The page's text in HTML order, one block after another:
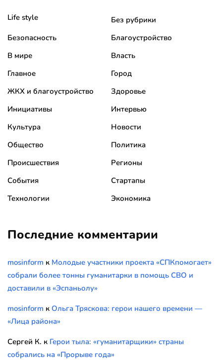
Life style
Без рубрики
Безопасность
Благоустройство
В мире
Власть
Главное
Город
ЖКХ и благоустройство
Здоровье
Инициативы
Интервью
Культура
Новости
Общество
Политика
Происшествия
Регионы
События
Стартапы
Технологии
Экономика
Последние комментарии
mosinform к Молодые участники проекта «СПКпомогает»
собрали более тонны гуманитарки в помощь СВО и
доставили в «Эспаньолу»
mosinform к Ольга Тряскова: герои нашего времени —
«Лица района»
Сергей К. к Герои тыла: «гуманитарщики» страны
собрались на «Прорыве года»